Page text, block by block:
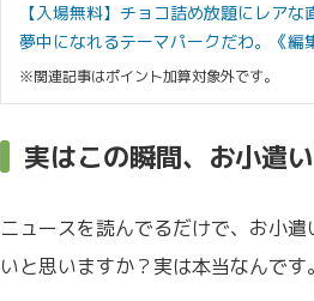
【入場無料】チョコ詰め放題にレア
夢中になれるテーマパークだわ。《編
※関連記事はポイント加算対象外です。
実はこの瞬間、お小遣
ニュースを読んでるだけで、お小
いと思いますか？実は本当なんです。